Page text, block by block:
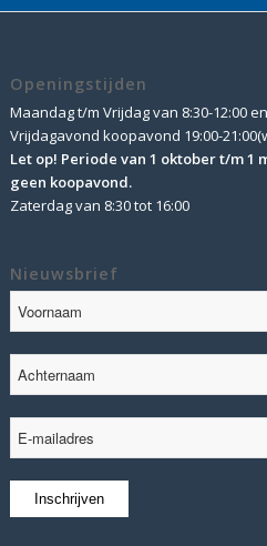
Openingstijden
Maandag t/m Vrijdag van 8:30-12:00
Vrijdagavond koopavond 19:00-
Let op! Periode van 1 oktober t/m 1
geen koopavond.
Zaterdag van 8:30 tot 16:00
Nieuwsbrief